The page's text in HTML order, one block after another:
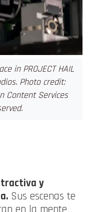
in PROJECT HAIL
Photo credit:
Content Services
y
. Sus escenas te
en la mente